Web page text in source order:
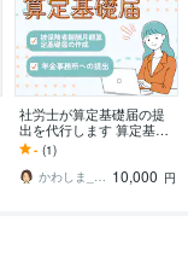
社労士が算定基礎届の提
出を代行します 算定基礎
届もプロにお任せ！面倒
な書類を終わらせ本業に
集中
- (1)
かわしま_小さな会社の労務相談・社労士 10,000 円